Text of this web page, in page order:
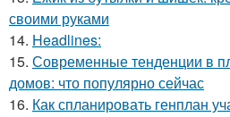
своими руками
14. Headlines:
15. Современные тенденции в
домов: что популярно сейчас
16. Как спланировать генплан